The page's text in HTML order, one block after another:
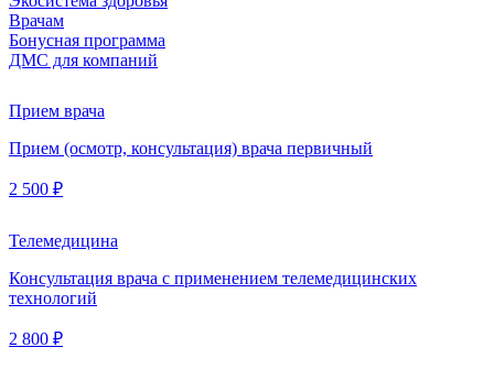
Врачам
Бонусная программа
ДМС для компаний
Прием врача
Прием (осмотр, консультация) врача первичный
2 500 ₽
Телемедицина
Консультация врача с применением телемедицинских
технологий
2 800 ₽